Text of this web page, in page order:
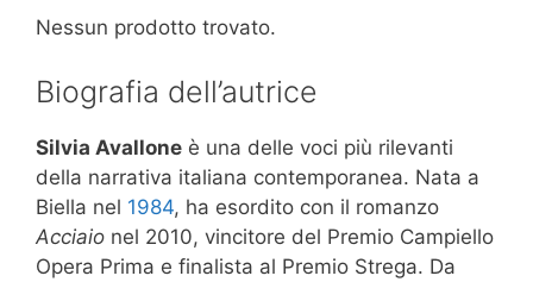
Nessun prodotto trovato.
Biografia dell’autrice
Silvia Avallone è una delle voci più rilevanti
della narrativa italiana contemporanea. Nata a
Biella nel 1984, ha esordito con il romanzo
Acciaio nel 2010, vincitore del Premio Campiello
Opera Prima e finalista al Premio Strega. Da